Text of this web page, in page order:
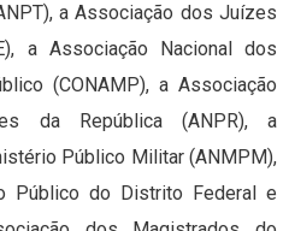
a Associação dos Juízes
a Associação Nacional dos
(CONAMP), a Associação
da República (ANPR), a
Público Militar (ANMPM),
Público do Distrito Federal e